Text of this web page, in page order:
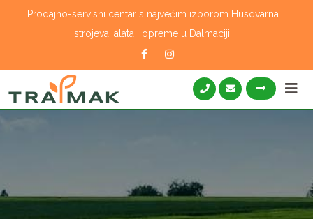
Prodajno-servisni centar s najvećim izborom Husqvarna
strojeva, alata i opreme u Dalmaciji!